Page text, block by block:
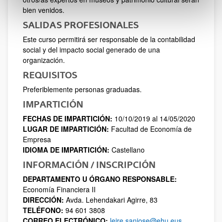
bien venidos.
SALIDAS PROFESIONALES
Este curso permitirá ser responsable de la contabilidad
social y del impacto social generado de una
organización.
REQUISITOS
Preferiblemente personas graduadas.
IMPARTICIÓN
FECHAS DE IMPARTICIÓN: 10/10/2019 al 14/05/2020
LUGAR DE IMPARTICIÓN: Facultad de Economía de
Empresa
IDIOMA DE IMPARTICIÓN: Castellano
INFORMACIÓN / INSCRIPCIÓN
DEPARTAMENTO U ÓRGANO RESPONSABLE:
Economía Financiera II
DIRECCIÓN: Avda. Lehendakari Agirre, 83
TELÉFONO: 94 601 3808